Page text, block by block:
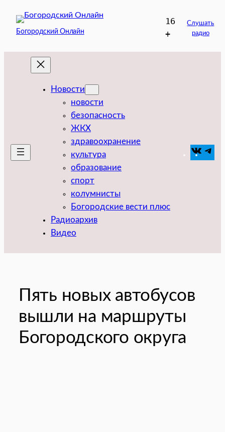
содержимому
Богородский Онлайн
16
+
Слушать
радио
Новости
новости
безопасность
ЖКХ
здравоохранение
культура
образование
спорт
колумнисты
Богородские вести плюс
Радиоархив
Видео
VK
Пять новых автобусов
вышли на маршруты
Богородского округа